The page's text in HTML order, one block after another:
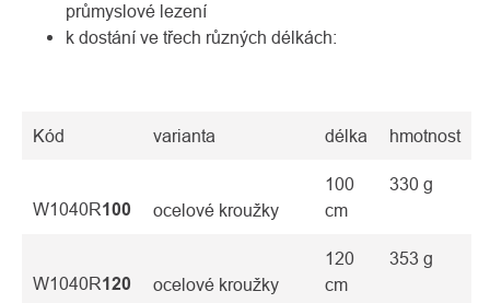
průmyslové lezení
k dostání ve třech různých délkách:
Kód varianta délka hmotnost
W1040R100 ocelové kroužky
100
cm
330 g
W1040R120 ocelové kroužky
120
cm
353 g